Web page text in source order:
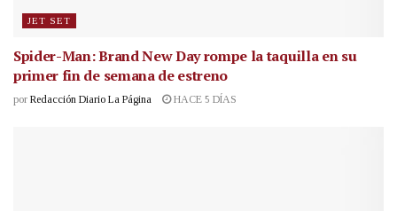
JET SET
Spider-Man: Brand New Day rompe la taquilla en su
primer fin de semana de estreno
por Redacción Diario La Página HACE 5 DÍAS